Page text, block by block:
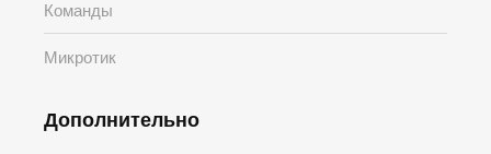
Команды
Микротик
Дополнительно